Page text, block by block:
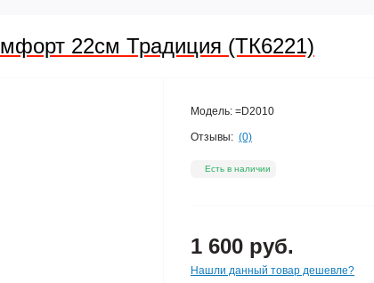
22см Традиция (ТК6221)
Модель: =D2010
Отзывы: (0)
Есть в наличии
1 600 руб.
Нашли данный товар дешевле?